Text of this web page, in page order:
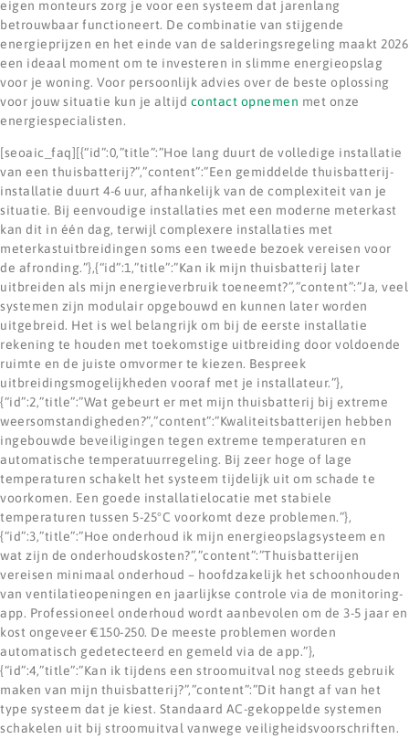
eigen monteurs zorg je voor een systeem dat jarenlang
betrouwbaar functioneert. De combinatie van stijgende
energieprijzen en het einde van de salderingsregeling maakt 2026
een ideaal moment om te investeren in slimme energieopslag
voor je woning. Voor persoonlijk advies over de beste oplossing
voor jouw situatie kun je altijd contact opnemen met onze
energiespecialisten.
[seoaic_faq][{“id”:0,”title”:”Hoe lang duurt de volledige installatie
van een thuisbatterij?”,”content”:”Een gemiddelde thuisbatterij-
installatie duurt 4-6 uur, afhankelijk van de complexiteit van je
situatie. Bij eenvoudige installaties met een moderne meterkast
kan dit in één dag, terwijl complexere installaties met
meterkastuitbreidingen soms een tweede bezoek vereisen voor
de afronding.”},{“id”:1,”title”:”Kan ik mijn thuisbatterij later
uitbreiden als mijn energieverbruik toeneemt?”,”content”:”Ja, veel
systemen zijn modulair opgebouwd en kunnen later worden
uitgebreid. Het is wel belangrijk om bij de eerste installatie
rekening te houden met toekomstige uitbreiding door voldoende
ruimte en de juiste omvormer te kiezen. Bespreek
uitbreidingsmogelijkheden vooraf met je installateur.”},
{“id”:2,”title”:”Wat gebeurt er met mijn thuisbatterij bij extreme
weersomstandigheden?”,”content”:”Kwaliteitsbatterijen hebben
ingebouwde beveiligingen tegen extreme temperaturen en
automatische temperatuurregeling. Bij zeer hoge of lage
temperaturen schakelt het systeem tijdelijk uit om schade te
voorkomen. Een goede installatielocatie met stabiele
temperaturen tussen 5-25°C voorkomt deze problemen.”},
{“id”:3,”title”:”Hoe onderhoud ik mijn energieopslagsysteem en
wat zijn de onderhoudskosten?”,”content”:”Thuisbatterijen
vereisen minimaal onderhoud – hoofdzakelijk het schoonhouden
van ventilatieopeningen en jaarlijkse controle via de monitoring-
app. Professioneel onderhoud wordt aanbevolen om de 3-5 jaar en
kost ongeveer €150-250. De meeste problemen worden
automatisch gedetecteerd en gemeld via de app.”},
{“id”:4,”title”:”Kan ik tijdens een stroomuitval nog steeds gebruik
maken van mijn thuisbatterij?”,”content”:”Dit hangt af van het
type systeem dat je kiest. Standaard AC-gekoppelde systemen
schakelen uit bij stroomuitval vanwege veiligheidsvoorschriften.